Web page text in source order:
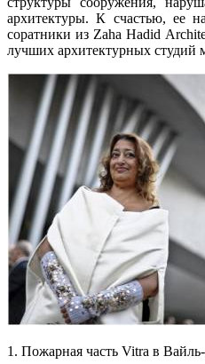
архитектуры. К счастью, ее
соратники из Zaha Hadid
лучших архитектурных студий
1. Пожарная часть Vitra в